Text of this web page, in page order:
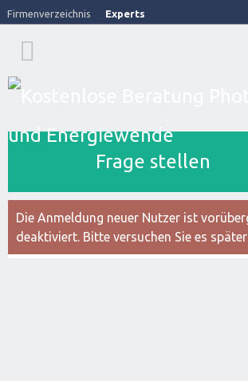
Firmenverzeichnis Experts
Frage stellen
Die Anmeldung neuer Nutzer ist
deaktiviert. Bitte versuchen Sie es